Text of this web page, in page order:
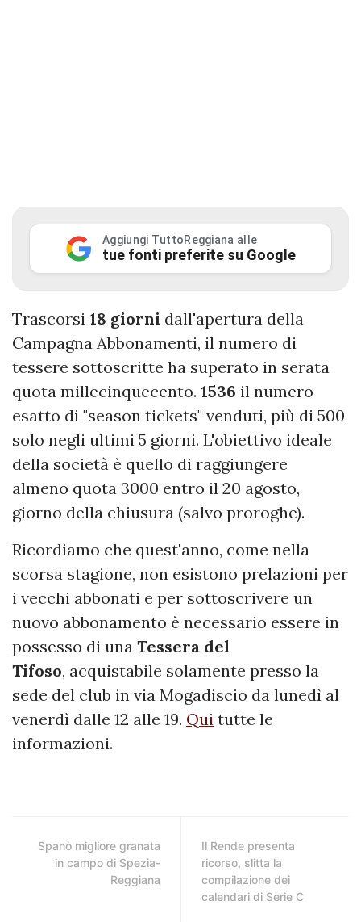
Aggiungi TuttoReggiana alle
tue fonti preferite su Google
Trascorsi 18 giorni dall'apertura della
Campagna Abbonamenti, il numero di
tessere sottoscritte ha superato in serata
quota millecinquecento. 1536 il numero
esatto di "season tickets" venduti, più di 500
solo negli ultimi 5 giorni. L'obiettivo ideale
della società è quello di raggiungere
almeno quota 3000 entro il 20 agosto,
giorno della chiusura (salvo proroghe).
Ricordiamo che quest'anno, come nella
scorsa stagione, non esistono prelazioni per
i vecchi abbonati e per sottoscrivere un
nuovo abbonamento è necessario essere in
possesso di una Tessera del
Tifoso, acquistabile solamente presso la
sede del club in via Mogadiscio da lunedì al
venerdì dalle 12 alle 19. Qui tutte le
informazioni.
Spanò migliore granata
in campo di Spezia-
Reggiana
Il Rende presenta
ricorso, slitta la
compilazione dei
calendari di Serie C